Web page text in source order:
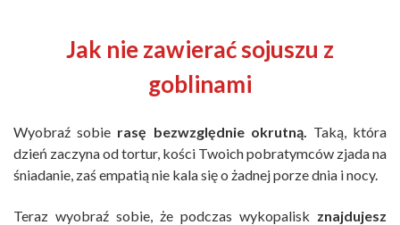
Jak nie zawierać sojuszu z
goblinami
Wyobraź sobie rasę bezwzględnie okrutną.
Taką, która
dzień zaczyna od tortur, kości Twoich pobratymców zjada na
śniadanie, zaś empatią nie kala się o żadnej porze dnia i nocy.
Teraz wyobraź sobie, że podczas wykopalisk znajdujesz